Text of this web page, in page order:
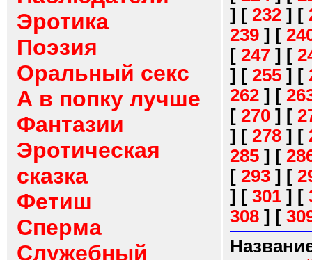
Эротика
Поэзия
Оральный секс
А в попку лучше
Фантазии
Эротическая
сказка
Фетиш
Сперма
Служебный
] [ 232 ] [
239 ] [
[ 247 ] [
] [ 255 ] [
262 ] [
[ 270 ] [
] [ 278 ] [
285 ] [
[ 293 ] [
] [ 301 ] [
308 ] [